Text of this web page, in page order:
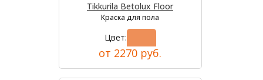
Tikkurila Betolux Floor
Краска для пола
Цвет:
от 2270 руб.